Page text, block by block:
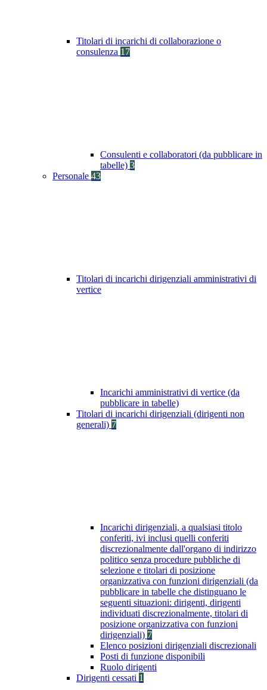
Titolari di incarichi di collaborazione o
consulenza 17
Consulenti e collaboratori (da pubblicare in
tabelle) 3
Personale 43
Titolari di incarichi dirigenziali amministrativi di
vertice
Incarichi amministrativi di vertice (da
pubblicare in tabelle)
Titolari di incarichi dirigenziali (dirigenti non
generali) 7
Incarichi dirigenziali, a qualsiasi titolo
conferiti, ivi inclusi quelli conferiti
discrezionalmente dall'organo di indirizzo
politico senza procedure pubbliche di
selezione e titolari di posizione
organizzativa con funzioni dirigenziali (da
pubblicare in tabelle che distinguano le
seguenti situazioni: dirigenti, dirigenti
individuati discrezionalmente, titolari di
posizione organizzativa con funzioni
dirigenziali) 7
Elenco posizioni dirigenziali discrezionali
Posti di funzione disponibili
Ruolo dirigenti
Dirigenti cessati 1